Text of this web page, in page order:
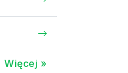
Więcej »